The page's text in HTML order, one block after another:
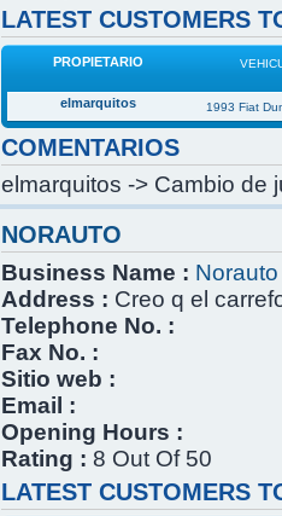
LATEST CUSTOMERS
PROPIETARIO
elmarquitos 1993 Fiat
COMENTARIOS
elmarquitos -> Cambio de
NORAUTO
Business Name : Norauto
Address : Creo q el
Telephone No. :
Fax No. :
Sitio web :
Email :
Opening Hours :
Rating : 8 Out Of 50
LATEST CUSTOMERS